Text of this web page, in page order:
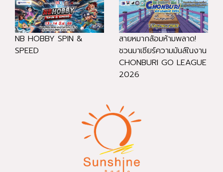
NB HOBBY SPIN &
SPEED
สายหมากล้อมห้ามพลาด!
ชวนมาเชียร์ความมันส์ในงาน
CHONBURI GO LEAGUE
2026